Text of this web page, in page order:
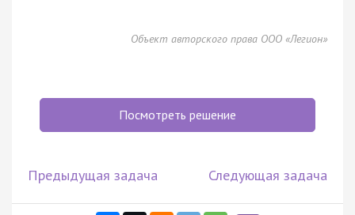
Объект авторского права ООО «Легион»
Посмотреть решение
Предыдущая задача Следующая задача